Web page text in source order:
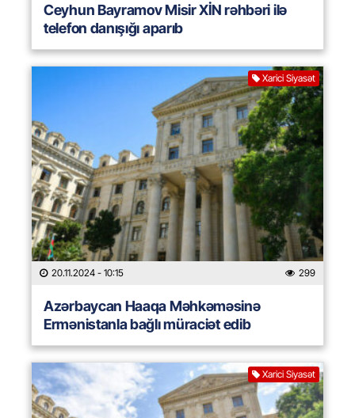
Ceyhun Bayramov Misir XİN rəhbəri ilə
telefon danışığı aparıb
Xarici Siyasət
20.11.2024 - 10:15 299
Azərbaycan Haaqa Məhkəməsinə
Ermənistanla bağlı müraciət edib
Xarici Siyasət